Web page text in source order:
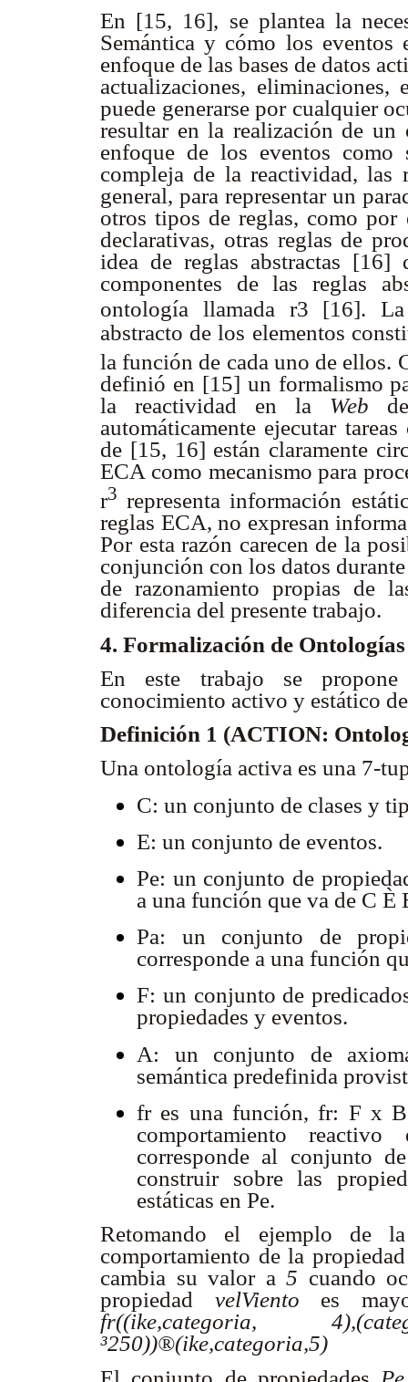
En [15, 16], se plantea la
Semántica y cómo los
enfoque de las bases de datos
actualizaciones,
puede generarse por cualquier
resultar en la realización de
enfoque de los eventos como
compleja de la reactividad, las
general, para representar un
otros tipos de reglas, como por
declarativas, otras reglas de
idea de reglas abstractas [16]
componentes de las reglas
ontología llamada r3 [16].
abstracto de los elementos
la función de cada uno de ellos.
definió en [15] un formalismo
la reactividad en la Web
automáticamente ejecutar
de [15, 16] están claramente
ECA como mecanismo para
r3 representa información
reglas ECA, no expresan
Por esta razón carecen de la
conjunción con los datos
de razonamiento propias de
diferencia del presente trabajo.
4. Formalización de
En este trabajo se
conocimiento activo y estático
Definición 1 (ACTION:
Una ontología activa es una 7-
C: un conjunto de clases y
E: un conjunto de eventos.
Pe: un conjunto de
a una función que va de C È
Pa: un conjunto de
corresponde a una función
F: un conjunto de
propiedades y eventos.
A: un conjunto de
semántica predefinida
fr es una función, fr: F x
comportamiento
corresponde al conjunto
construir sobre las
estáticas en Pe.
Retomando el ejemplo de
comportamiento de la
cambia su valor a5 cuando
propiedad velViento es
fr((ike,categoria,
³250))®(ike,categoria,5)